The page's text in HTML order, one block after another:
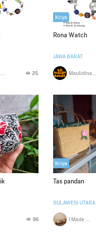
25
Kriya
Rona Watch
JAWA BARAT
96
Kriya
Tas pandan
SULAWESI UTARA